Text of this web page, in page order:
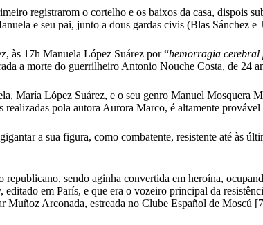
registrarom o cortelho e os baixos da casa, dispois
e seu pai, junto a dous gardas civis (Blas Sánchez e
às 17h Manuela López Suárez por “hemorragia cerebral
a morte do guerrilheiro Antonio Nouche Costa, de 24
María López Suárez, e o seu genro Manuel Mosquera
pola autora Aurora Marco, é altamente
a sua figura, como combatente, resistente até às
sendo aginha convertida em heroína,
em París, e que era o vozeiro principal da
Muñoz Arconada, estreada no Clube Español de Moscú